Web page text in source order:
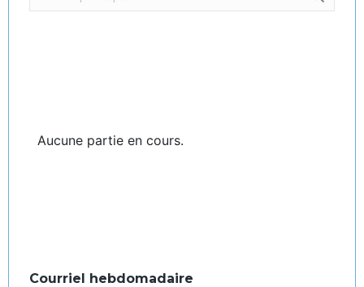
:
Aucune partie en cours.
Courriel hebdomadaire